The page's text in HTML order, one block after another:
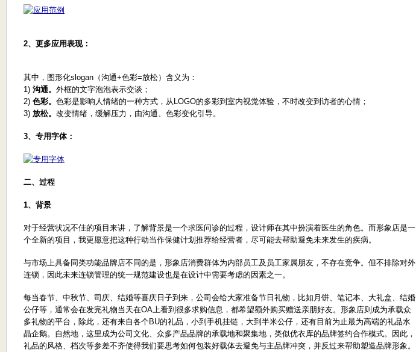
2、更多应用表现：
其中，图形化slogan（沟通+色彩=放松）含义为：
1) 沟通。 外框的文字泡泡表示交谈；
2) 色彩。 色彩是影响人情绪的一种方式，从LOGO的多彩到室内视觉体验，不时改变到访者的心情；
3) 放松。 改变情绪，缓解压力，由沟通、色彩变化引导。
3、专用字体：
二、过程
1、背景
对于经营状况不佳的项目来讲，了解背景是一个求医问诊的过程，设计师在其中扮演着医生的角色。而形象店是一
个全新的项目，我更愿意把这种行动当作保健计划推荐给经营者，尽可能去帮助避免未来发生的疾病。
与市场上具备同类功能品牌店不同的是，形象店消费群体为内部员工及员工家属朋友，不存在竞争。但不排除对外
连锁，因此未来连锁管理的统一规范建设也是在设计中需要考虑的因素之一。
每当春节、中秋节、司庆、结婚等喜庆日子到来，公司会给大家准备节日礼物，比如月饼、笔记本、大礼盒、结婚
公仔等，通常会在发完礼物当天在OA上看到很多求购信息，都希望额外购买赠送亲朋好友。形象店则成为承载众
多礼物的平台，除此，还有来自各个BU的礼品，小到手机挂链，大到半米公仔，还有目前为止最为高端的礼品水
晶企鹅。自然地，这里成为公司文化、众多产品品牌的承载地和聚集地，类似优衣库的品牌签约合作模式。因此，
礼品的风格、档次等参差不齐使得我们要思考如何包装好载体去避免与主品牌冲突，并反过来帮助塑造品牌形象。